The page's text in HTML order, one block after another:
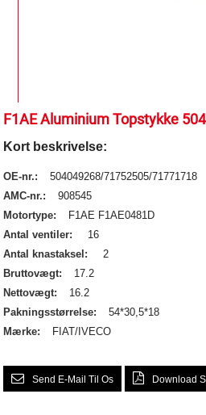
F1AE Aluminium Topstykke
Kort beskrivelse:
OE-nr.:
504049268/71752505/71771718
AMC-nr.:
908545
Motortype:
F1AE F1AE0481D
Antal ventiler:
16
Antal knastaksel:
2
Bruttovægt:
17.2
Nettovægt:
16.2
Pakningsstørrelse:
54*30,5*18
Mærke:
FIAT/IVECO
Send E-Mail Til Os Download